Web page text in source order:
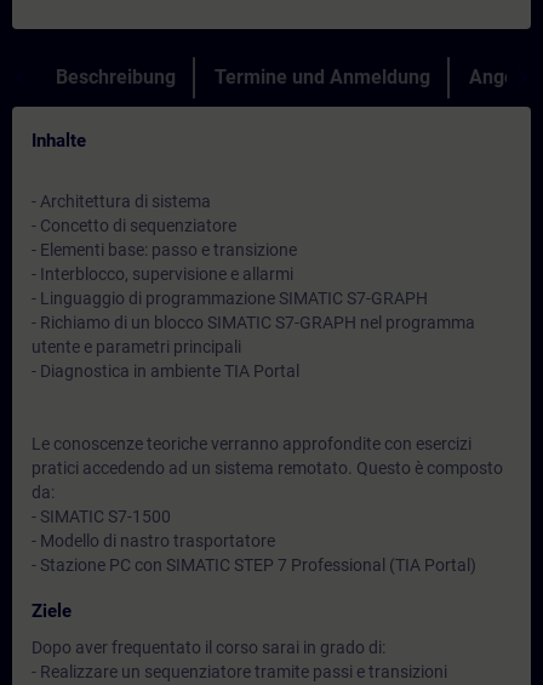
Beschreibung Termine und Anmeldung Angebot
Inhalte
- Architettura di sistema
- Concetto di sequenziatore
- Elementi base: passo e transizione
- Interblocco, supervisione e allarmi
- Linguaggio di programmazione SIMATIC S7-GRAPH
- Richiamo di un blocco SIMATIC S7-GRAPH nel programma
utente e parametri principali
- Diagnostica in ambiente TIA Portal
Le conoscenze teoriche verranno approfondite con esercizi
pratici accedendo ad un sistema remotato. Questo è composto
da:
- SIMATIC S7-1500
- Modello di nastro trasportatore
- Stazione PC con SIMATIC STEP 7 Professional (TIA Portal)
Ziele
Dopo aver frequentato il corso sarai in grado di:
- Realizzare un sequenziatore tramite passi e transizioni